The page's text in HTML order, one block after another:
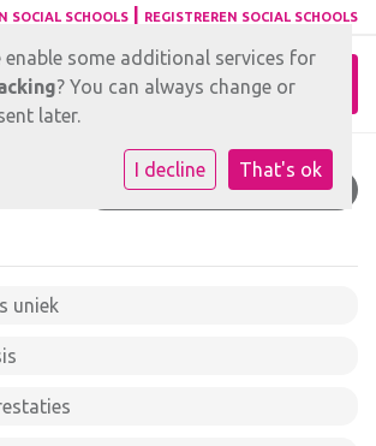
SOCIAL SCHOOLS REGISTREREN SOCIAL SCHOOLS
CONTACTGEGEVENS
uniek
enable some additional services for
? You can always change or
later.
I decline That's ok